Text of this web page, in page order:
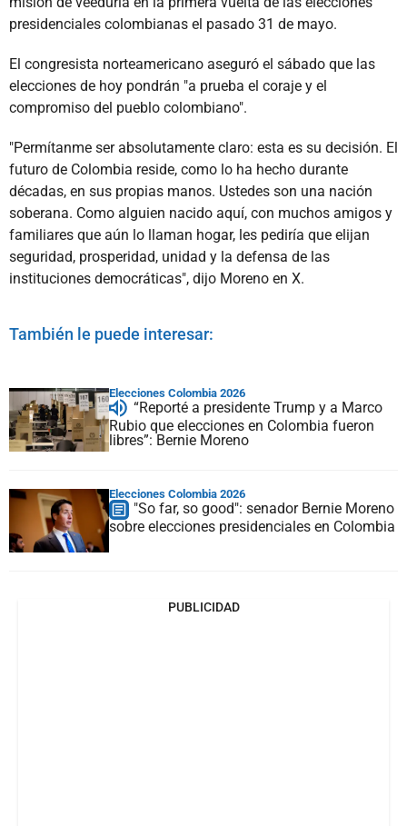
presidenciales colombianas el pasado 31 de mayo.
El congresista norteamericano aseguró el sábado que las
elecciones de hoy pondrán "a prueba el coraje y el
compromiso del pueblo colombiano".
"Permítanme ser absolutamente claro: esta es su decisión. El
futuro de Colombia reside, como lo ha hecho durante
décadas, en sus propias manos. Ustedes son una nación
soberana. Como alguien nacido aquí, con muchos amigos y
familiares que aún lo llaman hogar, les pediría que elijan
seguridad, prosperidad, unidad y la defensa de las
instituciones democráticas", dijo Moreno en X.
También le puede interesar:
Elecciones Colombia 2026
“Reporté a presidente Trump y a Marco
Rubio que elecciones en Colombia fueron
libres”: Bernie Moreno
Elecciones Colombia 2026
"So far, so good": senador Bernie Moreno
sobre elecciones presidenciales en Colombia
PUBLICIDAD